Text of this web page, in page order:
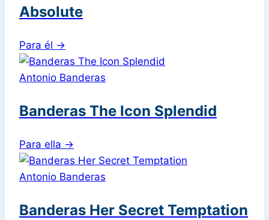
Absolute
Para él →
Antonio Banderas
Banderas The Icon Splendid
Para ella →
Antonio Banderas
Banderas Her Secret Temptation